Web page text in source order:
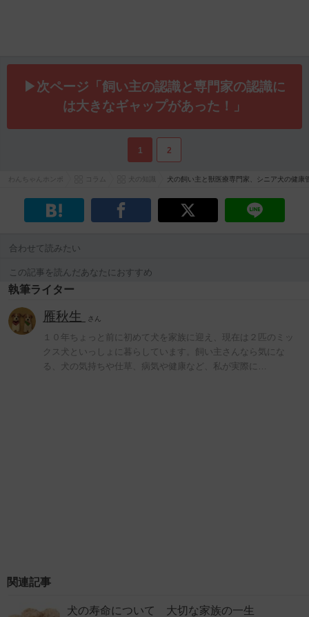
▶次ページ「飼い主の認識と専門家の認識に
は大きなギャップがあった！」
1 2
犬の飼い主と獣医療専門家、シニア犬の健
合わせて読みたい
この記事を読んだあなたにおすすめ
執筆ライター
雁秋生 さん
１０年ちょっと前に初めて犬を家族に迎え、現在は２匹のミッ
クス犬といっしょに暮らしています。飼い主さんなら気にな
る、犬の気持ちや仕草、病気や健康など、私が実際に…
関連記事
犬の寿命について 大切な家族の一生